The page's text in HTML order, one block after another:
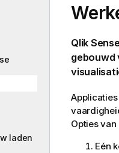
laden
Qlik
gebouwd
Opties
Eén